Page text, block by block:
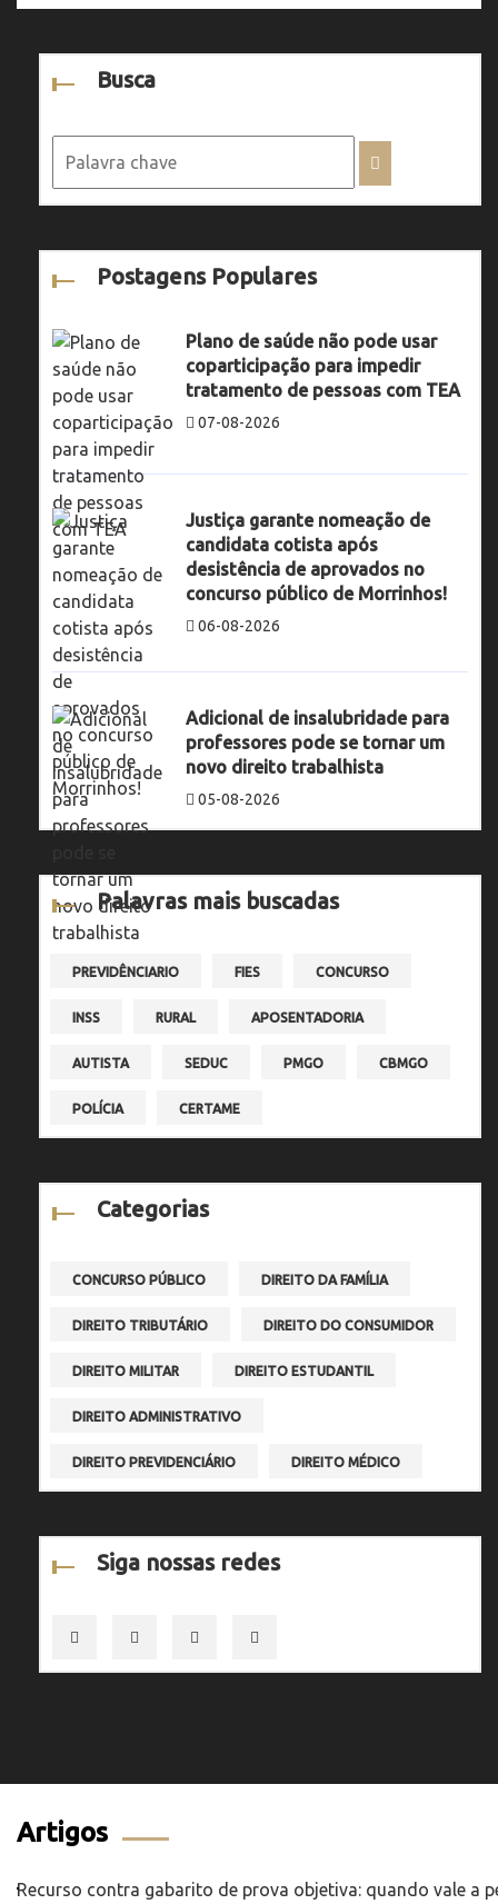
Busca
Postagens Populares
Plano de saúde não pode usar
coparticipação para impedir
tratamento de pessoas com TEA
07-08-2026
Justiça garante nomeação de
candidata cotista após
desistência de aprovados no
concurso público de Morrinhos!
06-08-2026
Adicional de insalubridade para
professores pode se tornar um
novo direito trabalhista
05-08-2026
Palavras mais buscadas
PREVIDÊNCIARIO FIES CONCURSO
INSS RURAL APOSENTADORIA
AUTISTA SEDUC PMGO CBMGO
POLÍCIA CERTAME
Categorias
CONCURSO PÚBLICO DIREITO DA FAMÍLIA
DIREITO TRIBUTÁRIO DIREITO DO CONSUMIDOR
DIREITO MILITAR DIREITO ESTUDANTIL
DIREITO ADMINISTRATIVO
DIREITO PREVIDENCIÁRIO DIREITO MÉDICO
Siga nossas redes
Artigos
Recurso contra gabarito de prova objetiva: quando vale a